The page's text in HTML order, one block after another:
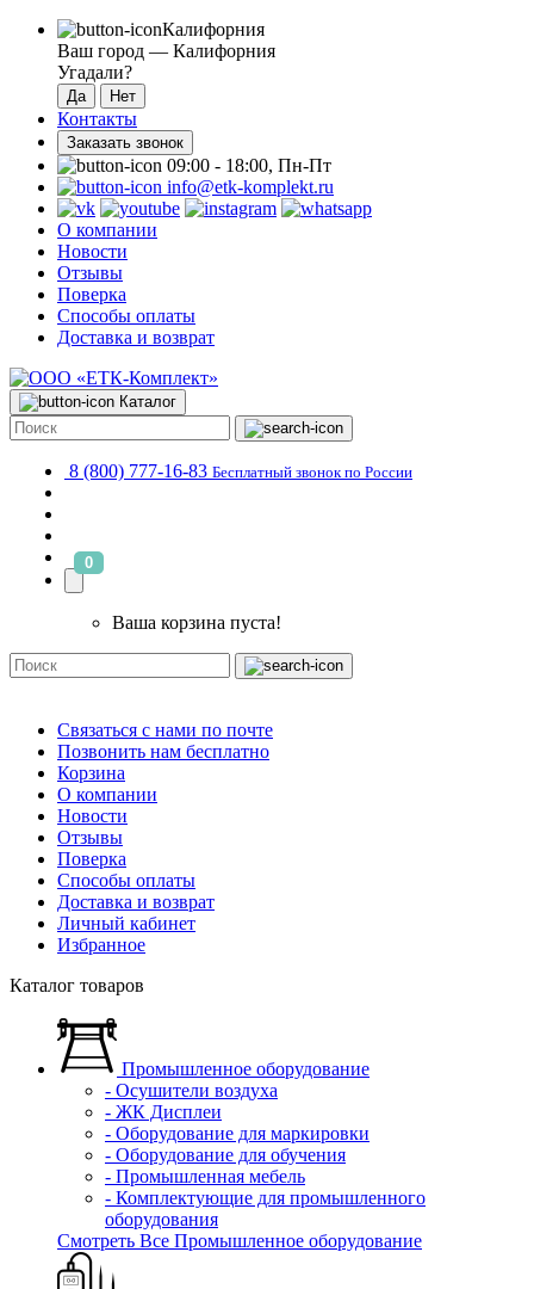
Калифорния
Ваш город — Калифорния
Угадали?
Контакты
Заказать звонок
09:00 - 18:00, Пн-Пт
info@etk-komplekt.ru
О компании
Новости
Отзывы
Поверка
Способы оплаты
Доставка и возврат
Каталог
8 (800) 777-16-83 Бесплатный звонок по России
0
Ваша корзина пуста!
Связаться с нами по почте
Позвонить нам бесплатно
Корзина
О компании
Новости
Отзывы
Поверка
Способы оплаты
Доставка и возврат
Личный кабинет
Избранное
Каталог товаров
Промышленное оборудование
- Осушители воздуха
- ЖК Дисплеи
- Оборудование для маркировки
- Оборудование для обучения
- Промышленная мебель
- Комплектующие для промышленного
оборудования
Смотреть Все Промышленное оборудование